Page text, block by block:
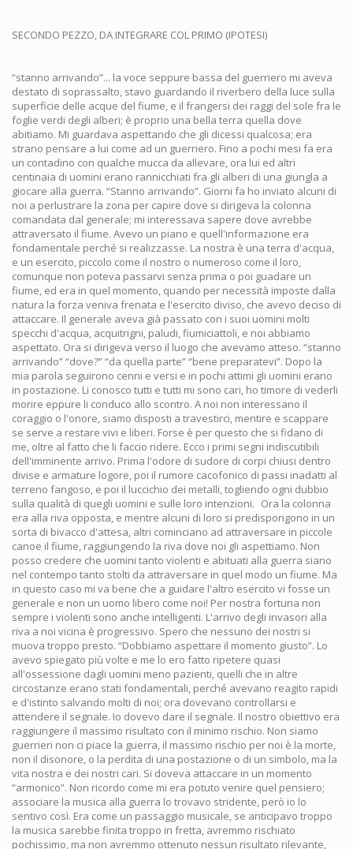
SECONDO PEZZO, DA INTEGRARE COL PRIMO (IPOTESI)
“stanno arrivando”... la voce seppure bassa del guerriero mi aveva destato di soprassalto, stavo guardando il riverbero della luce sulla superficie delle acque del fiume, e il frangersi dei raggi del sole fra le foglie verdi degli alberi; è proprio una bella terra quella dove abitiamo. Mi guardava aspettando che gli dicessi qualcosa; era strano pensare a lui come ad un guerriero. Fino a pochi mesi fa era un contadino con qualche mucca da allevare, ora lui ed altri centinaia di uomini erano rannicchiati fra gli alberi di una giungla a giocare alla guerra. “Stanno arrivando”. Giorni fa ho inviato alcuni di noi a perlustrare la zona per capire dove si dirigeva la colonna comandata dal generale; mi interessava sapere dove avrebbe attraversato il fiume. Avevo un piano e quell'informazione era fondamentale perché si realizzasse. La nostra è una terra d'acqua, e un esercito, piccolo come il nostro o numeroso come il loro, comunque non poteva passarvi senza prima o poi guadare un fiume, ed era in quel momento, quando per necessità imposte dalla natura la forza veniva frenata e l'esercito diviso, che avevo deciso di attaccare. Il generale aveva già passato con i suoi uomini molti specchi d'acqua, acquitrigni, paludi, fiumiciattoli, e noi abbiamo aspettato. Ora si dirigeva verso il luogo che avevamo atteso. “stanno arrivando” “dove?” “da quella parte” “bene preparatevi”. Dopo la mia parola seguirono cenni e versi e in pochi attimi gli uomini erano in postazione. Li conosco tutti e tutti mi sono cari, ho timore di vederli morire eppure li conduco allo scontro. A noi non interessano il coraggio o l'onore, siamo disposti a travestirci, mentire e scappare se serve a restare vivi e liberi. Forse è per questo che si fidano di me, oltre al fatto che li faccio ridere. Ecco i primi segni indiscutibili dell'imminente arrivo. Prima l'odore di sudore di corpi chiusi dentro divise e armature logore, poi il rumore cacofonico di passi inadatti al terreno fangoso, e poi il luccichio dei metalli, togliendo ogni dubbio sulla qualità di quegli uomini e sulle loro intenzioni. Ora la colonna era alla riva opposta, e mentre alcuni di loro si predispongono in un sorta di bivacco d'attesa, altri cominciano ad attraversare in piccole canoe il fiume, raggiungendo la riva dove noi gli aspettiamo. Non posso credere che uomini tanto violenti e abituati alla guerra siano nel contempo tanto stolti da attraversare in quel modo un fiume. Ma in questo caso mi va bene che a guidare l'altro esercito vi fosse un generale e non un uomo libero come noi! Per nostra fortuna non sempre i violenti sono anche intelligenti. L'arrivo degli invasori alla riva a noi vicina è progressivo. Spero che nessuno dei nostri si muova troppo presto. “Dobbiamo aspettare il momento giusto”. Lo avevo spiegato più volte e me lo ero fatto ripetere quasi all'ossessione dagli uomini meno pazienti, quelli che in altre circostanze erano stati fondamentali, perché avevano reagito rapidi e d'istinto salvando molti di noi; ora dovevano controllarsi e attendere il segnale. Io dovevo dare il segnale. Il nostro obiettivo era raggiungere il massimo risultato con il minimo rischio. Non siamo guerrieri non ci piace la guerra, il massimo rischio per noi è la morte, non il disonore, o la perdita di una postazione o di un simbolo, ma la vita nostra e dei nostri cari. Si doveva attaccare in un momento “armonico”. Non ricordo come mi era potuto venire quel pensiero; associare la musica alla guerra lo trovavo stridente, però io lo sentivo così. Era come un passaggio musicale, se anticipavo troppo la musica sarebbe finita troppo in fretta, avremmo rischiato pochissimo, ma non avremmo ottenuto nessun risultato rilevante, perdendo oltretutto l'opportunità di usare un'altra volta questa tattica. Non potevo nemmeno aspettare troppo con il rischio opposto di rischiare ingenti perdite fra di noi, o addirittura la sconfitta. Intanto guardavo. Con un colpo d'occhio ho come l'impressione di vederli tutti, i nostri nascosti fra gli alberi, e guardandoli quasi sentire la tensione dei loro muscoli, gli archi testi, i fucili puntati, le fionde armate dei sassi. E poi gli altri uomini, si perché anche quelli sono uomini, venuti a ucciderci, a rubare le nostre terre, a renderci schivi per i loro bisogni; avevo anche loro nel mio colpo d'occhio e nel mio cuore. Ok è il momento... segnale! Sono nella tempesta, una goccia nella tempesta, improvvisa da una nuvole inattesa, cadde dalle fronde degli alberi e dalle foglie dei cespugli la nostra pioggia di proiettili, frecce e sassi. In pochi attimi più della metà degli uomini vicino alla nostra postazione erano morta o gravemente feriti, gli altri non riuscivano ancora a capire nulla. Gli uomini delle barche erano tutti morti, e queste senza direzione cominciano ad allontanarsi trascinate dalla corrente, alcuni degli invasori allora si girano e corrono per raggiungerle, dalla riva opposta si levano grida! Secondo segnale! Partiamo come una sola onda con una forza d'urto che mi faceva tremare i muscoli. Era l'assalto corpo a corpo che aveva seguito la tempesta. Come fango di un fiume in piena ci rovesciamo sui sopravvissuti sommergendoli. La strenue resistenza degli ultimi dura poco. Alla fine ansimando mi guardo attorno; siamo ricoperti di sangue, a terra giaciono corpi mutili, feriti, e cadaveri; sento da più parti gemiti e lamenti, e dall'altra riva le grida alzarsi più forti. Non resisto più! Devo gridare anch'io! Non per la vittoria o la gioia di aver ucciso, ma perché sono ancora vivo. Poi uno strano silenzio, ho guardato verso l'altra riva, dove il restante gruppo di invasori si agitava senza sapere cosa fare, avevo valutato bene anche l'ampiezza del fiume e il soffiare del vento. I loro proiettili non ci raggiungono. “prendiamo quello che ci serve e andiamocene”. Alcuni di noi, che sapevano cosa fare cercarono di aiutare i feriti, altri si organizzarono per portar via i cadaveri dei compagni morti, altri ancora raccolsero tutto quello che ritenevano utile (munizioni, armi, boracce). Io ero fermo a pensare al prossimo scontro. Da anomalia Anomalia,ho seguito il tuo consiglio... Salve Anomalia,ho seguito il tuo consiglio e ho provato a riscrivere "IL Guado" con il mio stile,quello che segue è il risultato: __Lo stato di allerta in cui si trovavano non gli impedì,seppure per poco tempo,di distrarre la propria mente ammirando le meraviglie della terra in cui viveva;ma il suono di una voce amica lo ridestò da questi pensieri e lo riportò bruscamente alla realtà: stavano arrivando!Era giunto il momento! Il soldato che era andato ad avvertirlo aveva appena sussurrato,per evitare di essere udito da orecchie indiscrete;ora era lì,di fronte a lui,aspettava che egli gli dicesse cosa fare,che gli desse un ordine. Già:un ordine,era a capo di quel drappello di uomini ora,doveva ripeterselo ogni tanto,giusto per non rischiare di dimenticarsene. Era strano pensare a lui come ad un soldato:fino a poco tempo prima la sua realtà,come pure quella di un altro centinaio di persone,erano il villaggio ,le mucche,il campo. La sua vita scorreva in perfetta armonia con la natura e in funzione del bene della piccola ma serena comunità di cui era parte. Ad un tratto tutto era cambiato:la notizia dell’avanzata dell’esercito e il timore di veder conquistata la propria terra l’aveva spinto a riunire gli uomini del villaggio in una guarnigione che avrebbe tentato di contrastare l’esercito;certo lui disponeva di pochi uomini e quei pochi che aveva non erano addestrati ad affrontare una guerra,ma avrebbero difeso la propria terra a costo della vita e avevano il vantaggio di saper esattamente come muoversi su un territorio tanto ostile allo straniero. Si,egli sapeva che il suo piccolo esercito era inferiore sia per numero che per abilità bellica;per questo si era appostato con i suoi uomini nel punto in cui,ne era certo,il generale avrebbe tentato il guado del fiume. Era quello il momento in cui il potente esercito nemico si sarebbe temporaneamente sparpagliato,questo avrebbe dato loro l’opportunità di tendere un’imboscata senza subire troppe perdite. Sentiva salire la tensione per l’imminente battaglia e per l’incerta sorte che sarebbe potuta toccare a lui così come a uno qualunque dei suoi compagni;una perdita,anche solo una,sarebbe stata una perdita di troppo che gli avrebbe causato un dolore immenso:li conosceva tutti i suoi uomini,lui. Era cresciuto con loro,aveva lavorato,riso e scherzato insieme a loro;ma sapeva che stava facendo ciò che andava fatto per non perdere la libertà. I rumori che annunciavano l’arrivo imminente del generale e del suo esercito si facevano via via più forti fin quando i soldati comparvero davanti a loro:erano davvero tanti,pensò,l’esito della battaglia si faceva sempre più incerto nella sua mente;loro non erano un popolo di tradizione bellica,volevano solo evitare che le loro terre gli venissero tolte,tutto qua! Continuava ad osservare,nascosto tra gli alberi,la colonna di soldati che si accingeva a guadare il fiume in piccoli gruppi a bordo di canoe;spettava a lui dare il segnale ai suoi compagni,era un compito di grande responsabilità:buona parte dell’esito della battaglia sarebbe dipeso da quell’unico,impercettibile ed interminabile attimo in cui egli avrebbe ordinato l’attacco. Si stavano avvicinando ormai,si … era il momento,l’istante che precedette il segnale gli sembrò eterno;poi “Via!” L’effetto sorpresa aveva funzionato: una pioggia di frecce e proiettili investì i soldati sulle canoe,la maggior parte di essi non riuscì ad arrivare sulla riva opposta del fiume e coloro che vi riuscirono approdarono tra le braccia della morte. Tutto era terminato ormai,al fragore della battaglia si erano sostituiti tenui lamenti ed un pesante silenzio. Avevano vinto, si guardavano sgomenti l’un l’altro ascoltando solo il tumulto dei loro cuori e guardando i corpi senza vita degli uomini del generale;poi ad un tratto,uno di loro urlò. No,non era gioia,era tensione,paura,incred